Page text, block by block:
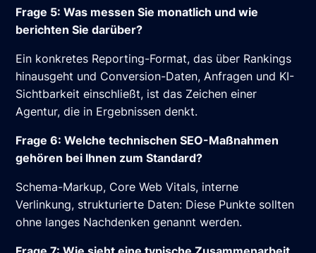
Frage 5: Was messen Sie monatlich und wie
berichten Sie darüber?
Ein konkretes Reporting-Format, das über Rankings
hinausgeht und Conversion-Daten, Anfragen und KI-
Sichtbarkeit einschließt, ist das Zeichen einer
Agentur, die in Ergebnissen denkt.
Frage 6: Welche technischen SEO-Maßnahmen
gehören bei Ihnen zum Standard?
Schema-Markup, Core Web Vitals, interne
Verlinkung, strukturierte Daten: Diese Punkte sollten
ohne langes Nachdenken genannt werden.